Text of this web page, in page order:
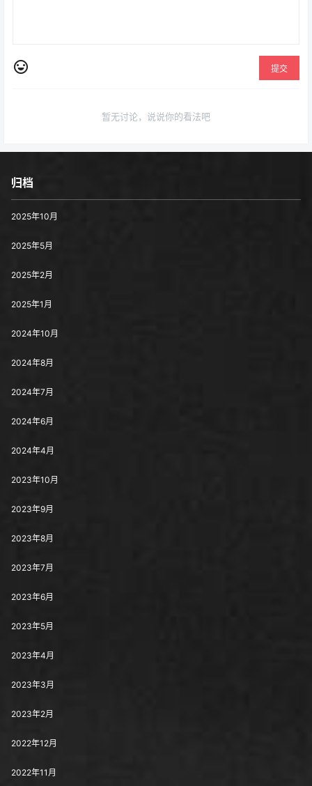
提交
暂无讨论，说说你的看法吧
归档
2025年10月
2025年5月
2025年2月
2025年1月
2024年10月
2024年8月
2024年7月
2024年6月
2024年4月
2023年10月
2023年9月
2023年8月
2023年7月
2023年6月
2023年5月
2023年4月
2023年3月
2023年2月
2022年12月
2022年11月